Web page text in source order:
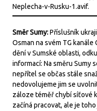
Směr Sumy:Příslušník
Osman na svém TG kanále
dění v Sumské oblasti,
informací: Na směru Sumy
nepřítel se občas stále
nedovolujeme jim se
záloze téměř chybí síťové
začíná pracovat, ale je